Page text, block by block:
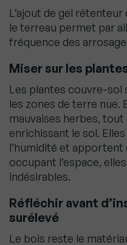
L’ajout de gel
le terreau permet par
fréquence des
Miser sur les
Les plantes couvre-sol
les zones de terre nue.
mauvaises herbes,
enrichissant le sol.
l’humidité et apportent
occupant l’espace,
indésirables.
Réfléchir avant
surélevé
Le bois reste le